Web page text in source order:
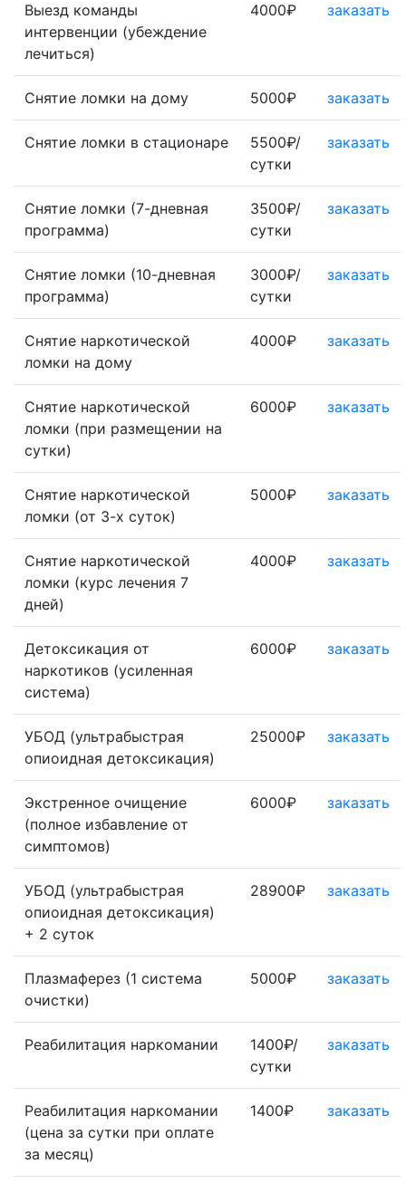
Выезд команды
интервенции (убеждение
лечиться)
4000₽ заказать
Снятие ломки на дому 5000₽ заказать
Снятие ломки в стационаре
5500₽/
сутки
заказать
Снятие ломки (7-дневная
программа)
3500₽/
сутки
заказать
Снятие ломки (10-дневная
программа)
3000₽/
сутки
заказать
Снятие наркотической
ломки на дому
4000₽ заказать
Снятие наркотической
ломки (при размещении на
сутки)
6000₽ заказать
Снятие наркотической
ломки (от 3-х суток)
5000₽ заказать
Снятие наркотической
ломки (курс лечения 7
дней)
4000₽ заказать
Детоксикация от
наркотиков (усиленная
система)
6000₽ заказать
УБОД (ультрабыстрая
опиоидная детоксикация)
25000₽ заказать
Экстренное очищение
(полное избавление от
симптомов)
6000₽ заказать
УБОД (ультрабыстрая
опиоидная детоксикация)
+ 2 суток
28900₽ заказать
Плазмаферез (1 система
очистки)
5000₽ заказать
Реабилитация наркомании
1400₽/
сутки
заказать
Реабилитация наркомании
(цена за сутки при оплате
за месяц)
1400₽ заказать